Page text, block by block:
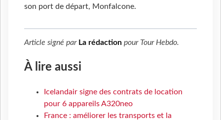
son port de départ, Monfalcone.
Article signé par La rédaction pour Tour Hebdo.
À lire aussi
Icelandair signe des contrats de location
pour 6 appareils A320neo
France : améliorer les transports et la